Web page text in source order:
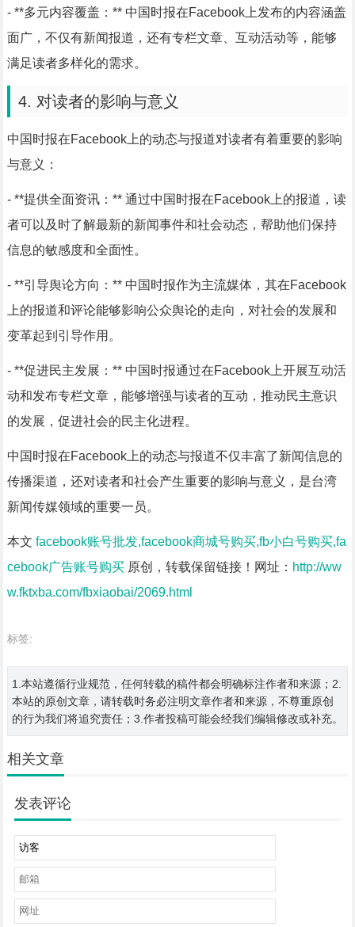
- **多元内容覆盖：** 中国时报在Facebook上发布的内容涵盖
面广，不仅有新闻报道，还有专栏文章、互动活动等，能够
满足读者多样化的需求。
4. 对读者的影响与意义
中国时报在Facebook上的动态与报道对读者有着重要的影响
与意义：
- **提供全面资讯：** 通过中国时报在Facebook上的报道，读
者可以及时了解最新的新闻事件和社会动态，帮助他们保持
信息的敏感度和全面性。
- **引导舆论方向：** 中国时报作为主流媒体，其在Facebook
上的报道和评论能够影响公众舆论的走向，对社会的发展和
变革起到引导作用。
- **促进民主发展：** 中国时报通过在Facebook上开展互动活
动和发布专栏文章，能够增强与读者的互动，推动民主意识
的发展，促进社会的民主化进程。
中国时报在Facebook上的动态与报道不仅丰富了新闻信息的
传播渠道，还对读者和社会产生重要的影响与意义，是台湾
新闻传媒领域的重要一员。
本文 facebook账号批发,facebook商城号购买,fb小白号购买,fa
cebook广告账号购买原创，转载保留链接！网址： http://ww
w.fktxba.com/fbxiaobai/2069.html
标签:
1.本站遵循行业规范，任何转载的稿件都会明确标注作者和来源；2.
本站的原创文章，请转载时务必注明文章作者和来源，不尊重原创
的行为我们将追究责任；3.作者投稿可能会经我们编辑修改或补充。
相关文章
发表评论